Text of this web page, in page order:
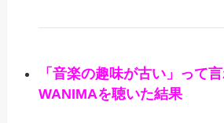
「音楽の趣味が古い」って
WANIMAを聴いた結果